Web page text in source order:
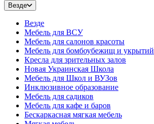
Везде
Везде
Мебель для ВСУ
Мебель для салонов красоты
Мебель для бомбоубежищ и укрытий
Кресла для зрительных залов
Новая Украинская Школа
Мебель для Школ и ВУЗов
Инклюзивное образование
Мебель для садиков
Мебель для кафе и баров
Бескаркасная мягкая мебель